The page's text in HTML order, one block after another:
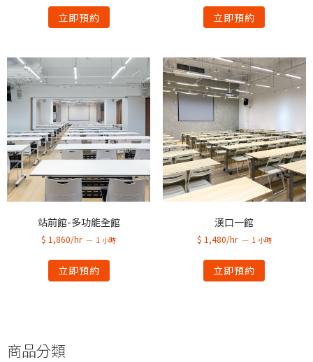
立即預約 立即預約
站前館-多功能全館
$ 1,860/hr 1 小時
立即預約
漢口一館
$ 1,480/hr 1 小時
立即預約
商品分類